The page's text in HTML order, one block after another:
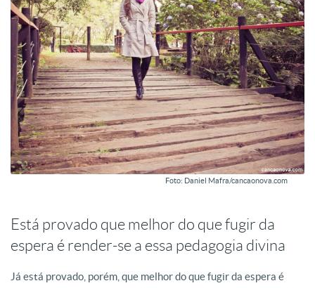
Foto: Daniel Mafra/cancaonova.com
Está provado que melhor do que fugir da
espera é render-se a essa pedagogia divina
Já está provado, porém, que melhor do que fugir da espera é